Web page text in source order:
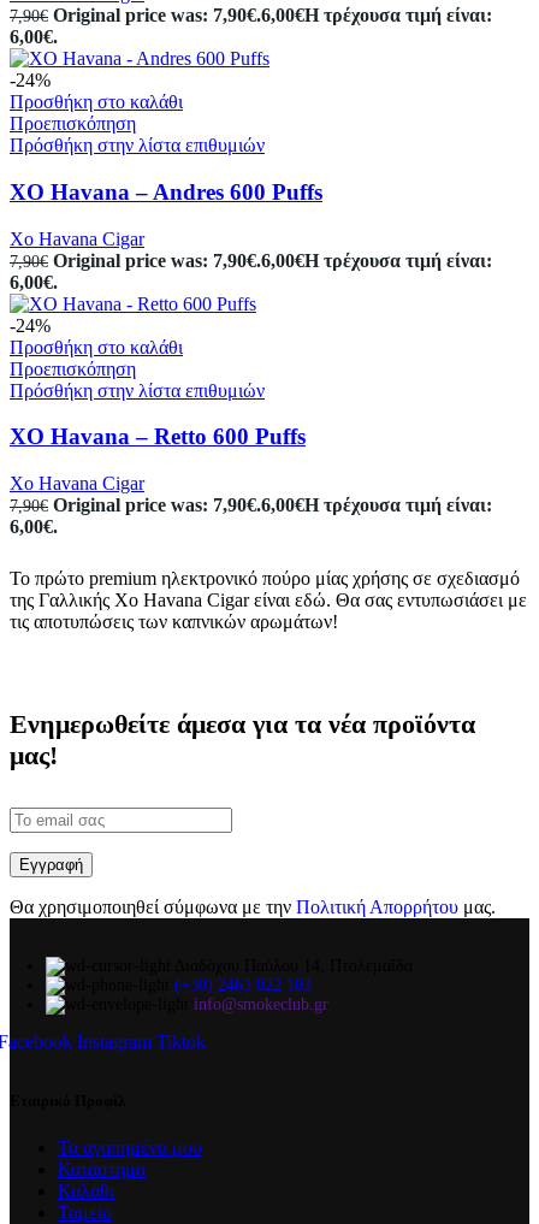
7,90€ Original price was: 7,90€.6,00€Η τρέχουσα τιμή είναι:
6,00€.
-24%
Προσθήκη στο καλάθι
Προεπισκόπηση
Πρόσθήκη στην λίστα επιθυμιών
XO Havana – Andres 600 Puffs
Xo Havana Cigar
7,90€ Original price was: 7,90€.6,00€Η τρέχουσα τιμή είναι:
6,00€.
-24%
Προσθήκη στο καλάθι
Προεπισκόπηση
Πρόσθήκη στην λίστα επιθυμιών
XO Havana – Retto 600 Puffs
Xo Havana Cigar
7,90€ Original price was: 7,90€.6,00€Η τρέχουσα τιμή είναι:
6,00€.
Το πρώτο premium ηλεκτρονικό πούρο μίας χρήσης σε σχεδιασμό
της Γαλλικής Xo Havana Cigar είναι εδώ. Θα σας εντυπωσιάσει με
τις αποτυπώσεις των καπνικών αρωμάτων!
Ενημερωθείτε άμεσα για τα νέα προϊόντα
μας!
Θα χρησιμοποιηθεί σύμφωνα με την Πολιτική Απορρήτου μας.
(+30) 2463 022 103
info@smokeclub.gr
Instagram Tiktok
Τα αγαπημένα μου
Κατάστημα
Καλάθι
Ταμείο